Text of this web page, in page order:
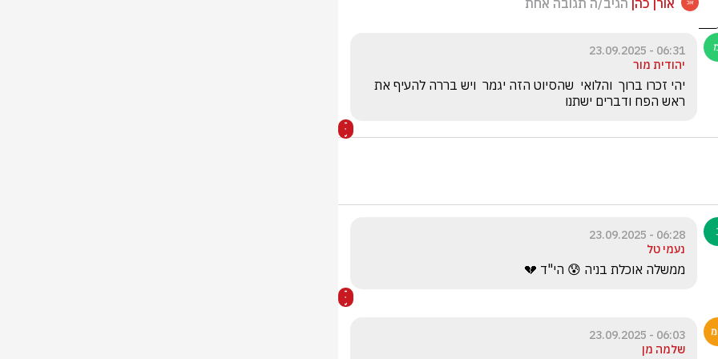
אורן כהן הגיב/ה תגובה אחת
06:31 - 23.09.2025
יהודית מור
ראש הפח ודברים ישתנו
06:28 - 23.09.2025
נעמי טל
ממשלה אוכלת בניה 😰 הי"ד 💔
06:03 - 23.09.2025
שלמה מן